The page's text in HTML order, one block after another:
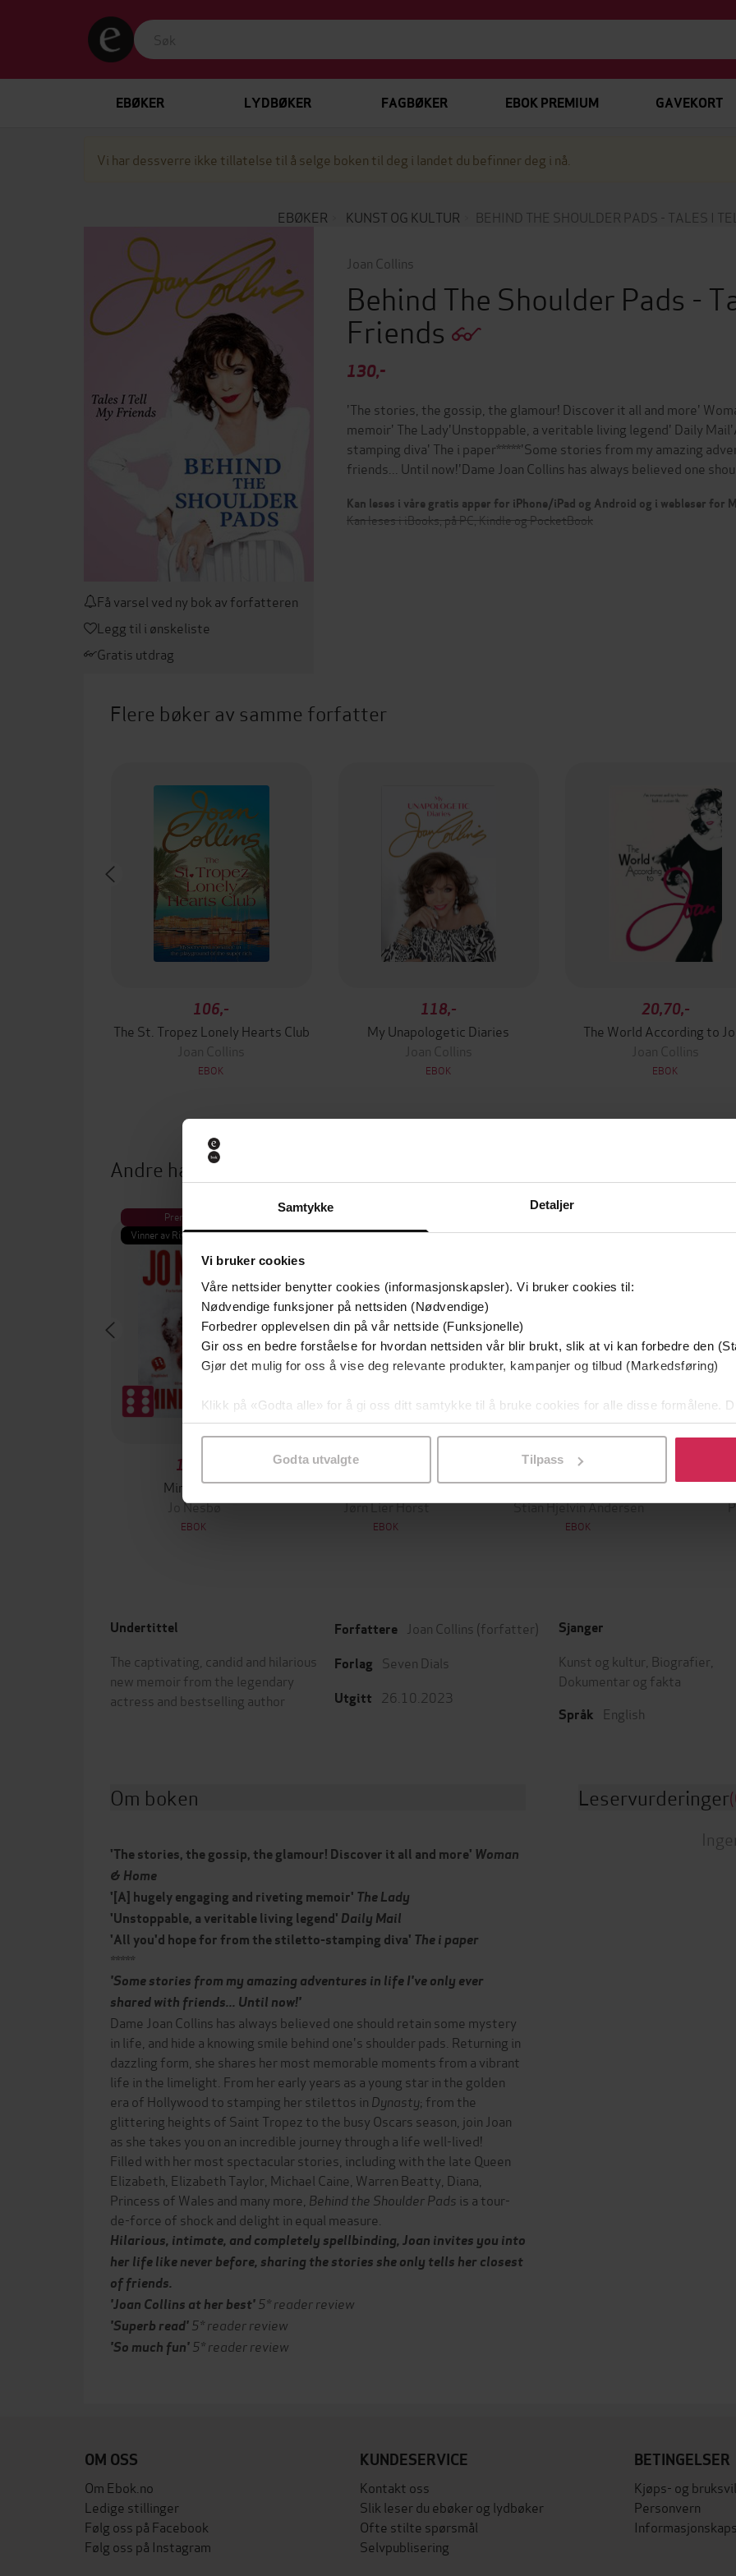
Samtykke Detaljer
Vi bruker cookies
Våre nettsider benytter cookies (informasjonskapsler). Vi bruker cookies til:
Nødvendige funksjoner på nettsiden (Nødvendige)
Forbedrer opplevelsen din på vår nettside (Funksjonelle)
Gir oss en bedre forståelse for hvordan nettsiden vår blir brukt, slik at vi kan forbedre den
Gjør det mulig for oss å vise deg relevante produkter, kampanjer og tilbud (Markedsføring)
Klikk på «Godta alle» for å gi oss ditt samtykke til å bruke cookies for alle disse formålene.
samtykke til spesifikke formål ved å klikke på «Tilpass». Du kan når som helst trekke
Godta utvalgte Tilpass
EBØKER LYDBØKER FAGBØKER EBOK PREMIUM GAVEKORT
Vi har dessverre ikke tillatelse til å selge boken til deg i landet du befinner deg i nå.
EBØKER KUNST OG KULTUR BEHIND THE SHOULDER PADS - TALES I
Få varsel ved ny bok av forfatteren
Legg til i ønskeliste
Gratis utdrag
Joan Collins
Behind The Shoulder Pads -
Friends
130,-
'The stories, the gossip, the glamour! Discover it all and more'
memoir' The Lady'Unstoppable, a veritable living legend' Daily
stamping diva' The i paper*****'Some stories from my amazing
friends... Until now!'Dame Joan Collins has always believed one
Kan leses i våre gratis apper for iPhone/iPad og Android og i webleser for
Kan leses i iBooks, på PC, Kindle og PocketBook
Flere bøker av samme forfatter
106,-
The St. Tropez Lonely Hearts Club
Joan Collins
EBOK
118,-
My Unapologetic Diaries
Joan Collins
EBOK
20,70,-
The World According to
Joan Collins
EBOK
Andre har også kjøpt
Premium
Vinner av Rivertonprisen
199,-
Minnesota
Jo Nesbø
EBOK
Første gang på tilbud
Utskudd
Jørn Lier Horst
EBOK
149,-
En lykkelig familie
Stian Hjelvin Andersen
EBOK
Undertittel
The captivating, candid and hilarious
new memoir from the legendary
actress and bestselling author
Forfattere Joan Collins (forfatter)
Forlag Seven Dials
Utgitt 26.10.2023
Sjanger
Kunst og kultur Biografier
Dokumentar og fakta
Språk English
Om boken
'The stories, the gossip, the glamour! Discover it all and more' Woman
& Home
'[A] hugely engaging and riveting memoir' The Lady
'Unstoppable, a veritable living legend' Daily Mail
'All you'd hope for from the stiletto-stamping diva' The i paper
*****
'Some stories from my amazing adventures in life I've only ever
shared with friends... Until now!'
Dame Joan Collins has always believed one should retain some mystery
in life, and hide a knowing smile behind one's shoulder pads. Returning in
dazzling form, she shares her most memorable moments from a vibrant
life in the limelight. From her early years as a young star in the golden
era of Hollywood to stamping her stilettos in Dynasty; from the
glittering heights of Saint Tropez to the busy Oscars season, join Joan
as she takes you on an incredible journey through a life well-lived!
Filled with her most spectacular stories, including with the late Queen
Elizabeth, Elizabeth Taylor, Michael Caine, Warren Beatty, Diana,
Princess of Wales and many more, Behind the Shoulder Pads is a tour-
de-force of shock and delight in equal measure.
Hilarious, intimate, and completely spellbinding, Joan invites you into
her life like never before, sharing the stories she only tells her closest
of friends.
'Joan Collins at her best' 5* reader review
'Superb read' 5* reader review
'So much fun' 5* reader review
Leservurderinger
OM OSS
Om Ebok.no
Ledige stillinger
Følg oss på Facebook
Følg oss på Instagram
KUNDESERVICE
Kontakt oss
Slik leser du ebøker og lydbøker
Ofte stilte spørsmål
Selvpublisering
BETINGELSER
Kjøps- og
Personvern